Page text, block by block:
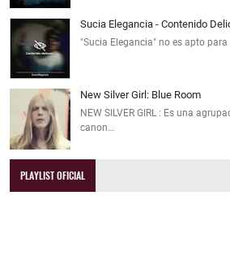
Sucia Elegancia - Contenido
"Sucia Elegancia" no es apto para
New Silver Girl: Blue Room
NEW SILVER GIRL : Es una
canon…
PLAYLIST OFICIAL